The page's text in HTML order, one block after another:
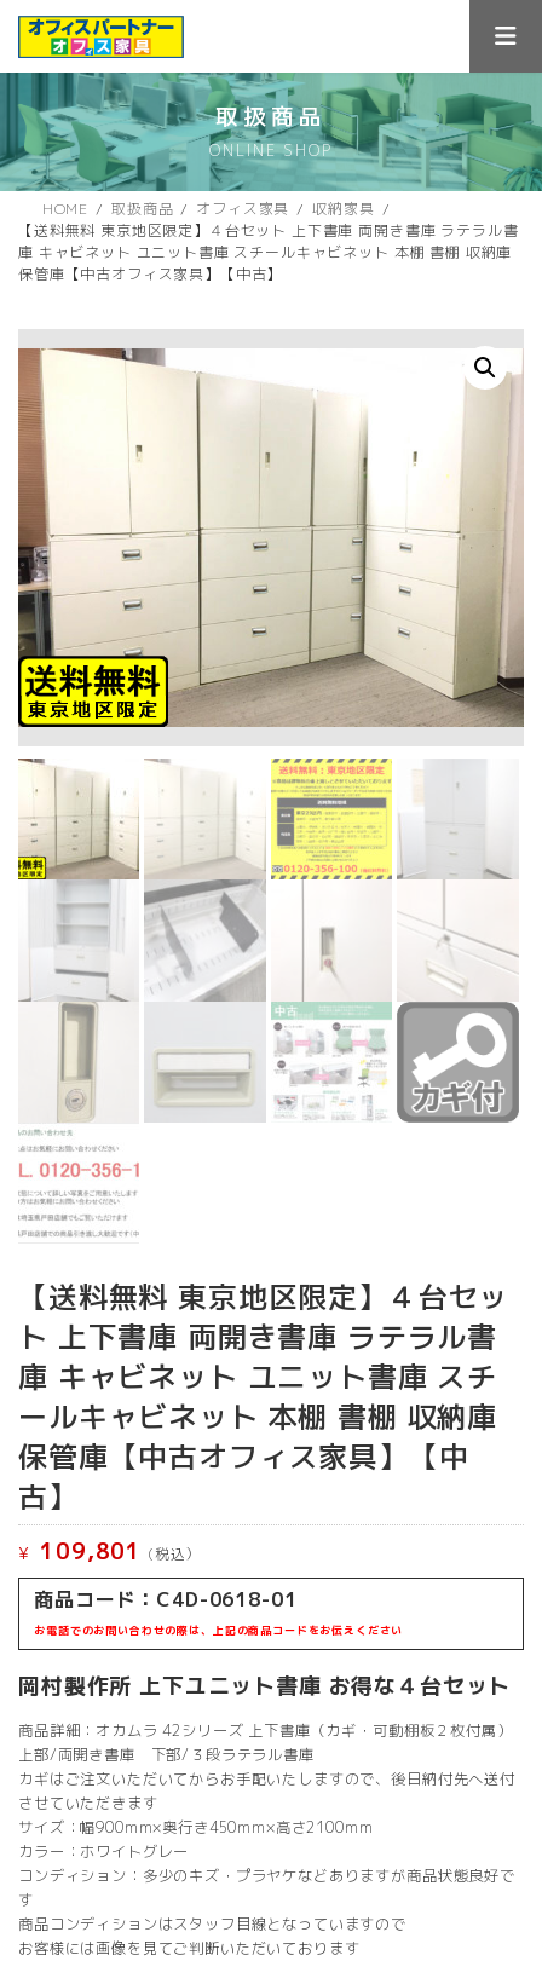
ス
キ
ン
に
取扱商品
ONLINE SHOP
HOME 取扱商品 オフィス家具
収納家具
【送料無料 東京地区限定】４台セット 上下書庫 両開き書庫 ラテラル書
庫 キャビネット ユニット書庫 スチールキャビネット 本棚 書棚 収納庫
保管庫【中古オフィス家具】【中古】
【送料無料 東京地区限定】４台セッ
ト 上下書庫 両開き書庫 ラテラル書
庫 キャビネット ユニット書庫 スチ
ールキャビネット 本棚 書棚 収納庫
保管庫【中古オフィス家具】【中
古】
¥ 109,801 (税込）
商品コード：C4D-0618-01
お電話でのお問い合わせの際は、上記の商品コードをお伝えください
岡村製作所 上下ユニット書庫 お得な４台セット
商品詳細：オカムラ 42シリーズ 上下書庫（カギ・可動棚板２枚付属）
上部/両開き書庫 下部/３段ラテラル書庫
カギはご注文いただいてからお手配いたしますので、後日納付先へ送付
させていただきます
サイズ：幅900mm×奥行き450mm×高さ2100mm
カラー：ホワイトグレー
コンディション：多少のキズ・プラヤケなどありますが商品状態良好で
す
商品コンディションはスタッフ目線となっていますので
お客様には画像を見てご判断いただいております